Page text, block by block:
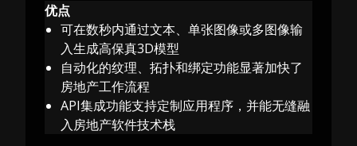
优点
可在数秒内通过文本、单张图像或多图像输
入生成高保真3D模型
自动化的纹理、拓扑和绑定功能显著加快了
房地产工作流程
API集成功能支持定制应用程序，并能无缝融
入房地产软件技术栈